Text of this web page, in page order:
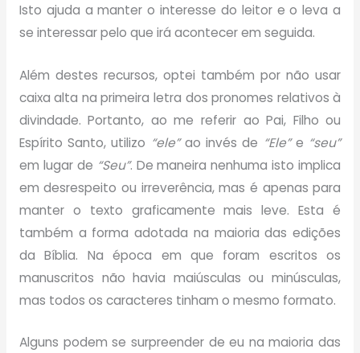
Isto ajuda a manter o interesse do leitor e o leva a
se interessar pelo que irá acontecer em seguida.
Além destes recursos, optei também por não usar
caixa alta na primeira letra dos pronomes relativos à
divindade. Portanto, ao me referir ao Pai, Filho ou
Espírito Santo, utilizo “ele”ao invés de “Ele”e “seu”
em lugar de “Seu”. De maneira nenhuma isto implica
em desrespeito ou irreverência, mas é apenas para
manter o texto graficamente mais leve. Esta é
também a forma adotada na maioria das edições
da Bíblia. Na época em que foram escritos os
manuscritos não havia maiúsculas ou minúsculas,
mas todos os caracteres tinham o mesmo formato.
Alguns podem se surpreender de eu na maioria das